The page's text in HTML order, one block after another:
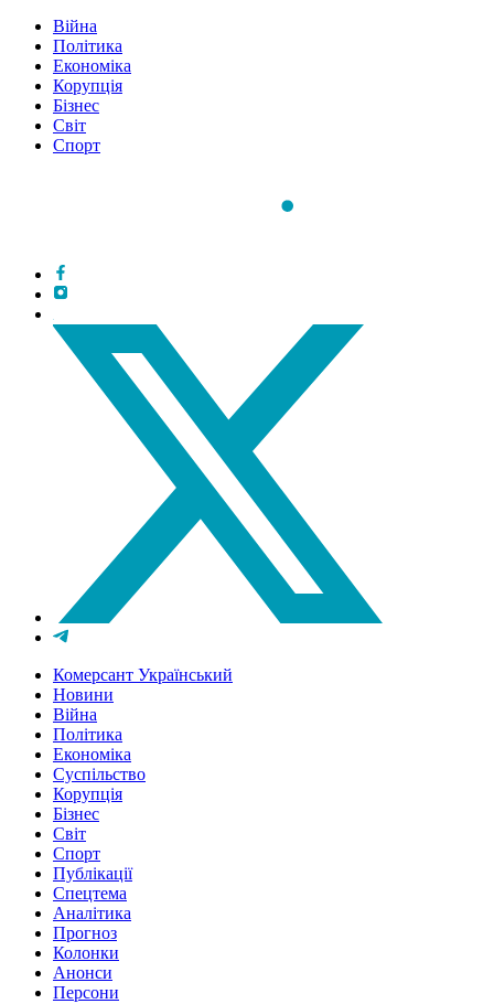
Війна
Політика
Економіка
Корупція
Бізнес
Світ
Спорт
Комерсант Український
Новини
Війна
Політика
Економіка
Суспільство
Корупція
Бізнес
Світ
Спорт
Публікації
Спецтема
Аналітика
Прогноз
Колонки
Анонси
Персони